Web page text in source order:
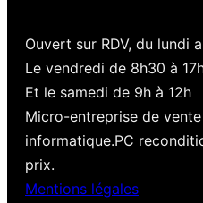
Ouvert sur RDV, du lundi
Le vendredi de 8h30 à
Et le samedi de 9h à 12h
Micro-entreprise de
informatique.PC
prix.
Mentions légales